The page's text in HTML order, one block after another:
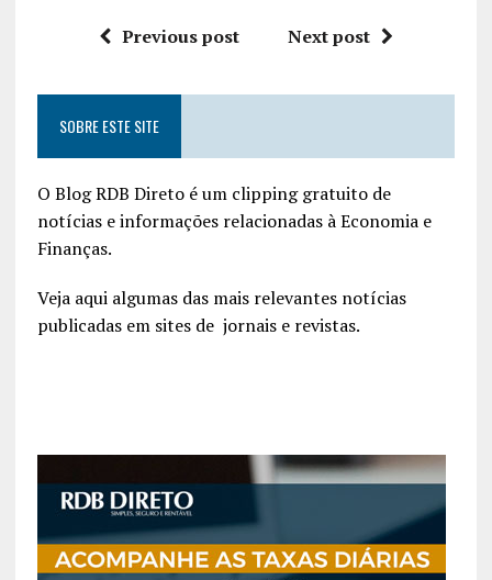
Previous post Next post
SOBRE ESTE SITE
O Blog RDB Direto é um clipping gratuito de
notícias e informações relacionadas à Economia e
Finanças.
Veja aqui algumas das mais relevantes notícias
publicadas em sites de jornais e revistas.